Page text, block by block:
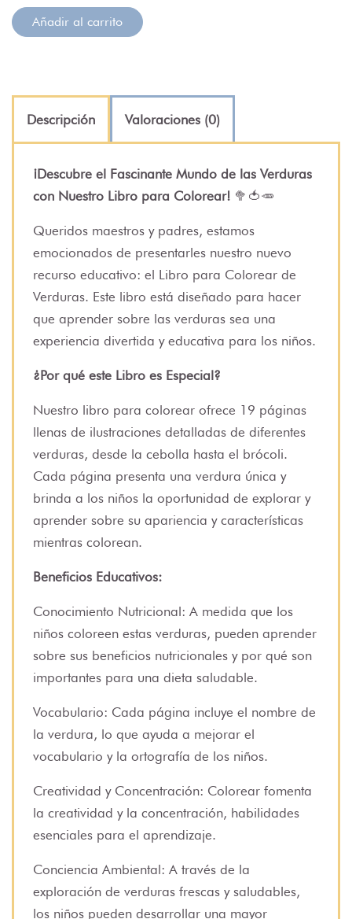
Añadir al carrito
Descripción Valoraciones (0)
¡Descubre el Fascinante Mundo de las Verduras
con Nuestro Libro para Colorear! 🥦🍅🥕
Queridos maestros y padres, estamos
emocionados de presentarles nuestro nuevo
recurso educativo: el Libro para Colorear de
Verduras. Este libro está diseñado para hacer
que aprender sobre las verduras sea una
experiencia divertida y educativa para los niños.
¿Por qué este Libro es Especial?
Nuestro libro para colorear ofrece 19 páginas
llenas de ilustraciones detalladas de diferentes
verduras, desde la cebolla hasta el brócoli.
Cada página presenta una verdura única y
brinda a los niños la oportunidad de explorar y
aprender sobre su apariencia y características
mientras colorean.
Beneficios Educativos:
Conocimiento Nutricional: A medida que los
niños coloreen estas verduras, pueden aprender
sobre sus beneficios nutricionales y por qué son
importantes para una dieta saludable.
Vocabulario: Cada página incluye el nombre de
la verdura, lo que ayuda a mejorar el
vocabulario y la ortografía de los niños.
Creatividad y Concentración: Colorear fomenta
la creatividad y la concentración, habilidades
esenciales para el aprendizaje.
Conciencia Ambiental: A través de la
exploración de verduras frescas y saludables,
los niños pueden desarrollar una mayor